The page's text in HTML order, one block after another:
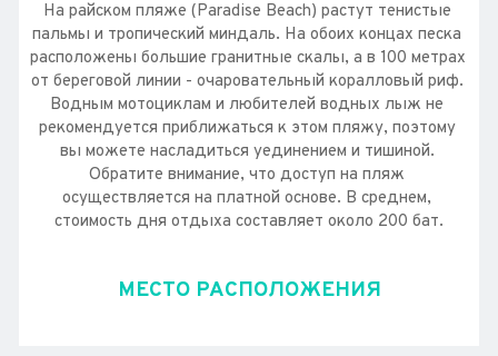
На райском пляже (Paradise Beach) растут тенистые
пальмы и тропический миндаль. На обоих концах песка
расположены большие гранитные скалы, а в 100 метрах
от береговой линии - очаровательный коралловый риф.
Водным мотоциклам и любителей водных лыж не
рекомендуется приближаться к этом пляжу, поэтому
вы можете насладиться уединением и тишиной.
Обратите внимание, что доступ на пляж
осуществляется на платной основе. В среднем,
стоимость дня отдыха составляет около 200 бат.
МЕСТО РАСПОЛОЖЕНИЯ